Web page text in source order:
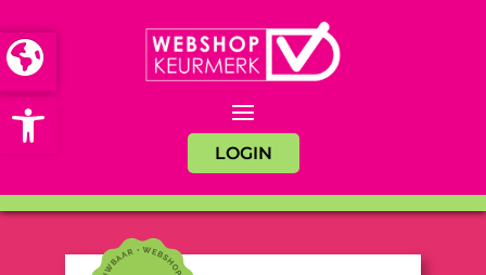
Open toolbar
LOGIN